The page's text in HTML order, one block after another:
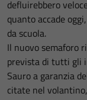
defluirebbero
quanto accade
da scuola.
Il nuovo semaforo
prevista di tutti gli
Sauro a garanzia
citate nel